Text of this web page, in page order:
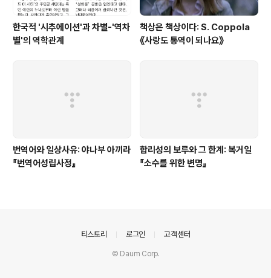
한국적 '시추에이션'과 차별-'역차
별'의 역학관계
책상은 책상이다: S. Coppola
《사랑도 통역이 되나요》
번역어와 일상사유: 야나부 아끼라
『번역어성립사정』
합리성의 보루와 그 한계: 복거일
『소수를 위한 변명』
티스토리 로그인 고객센터
© Daum Corp.